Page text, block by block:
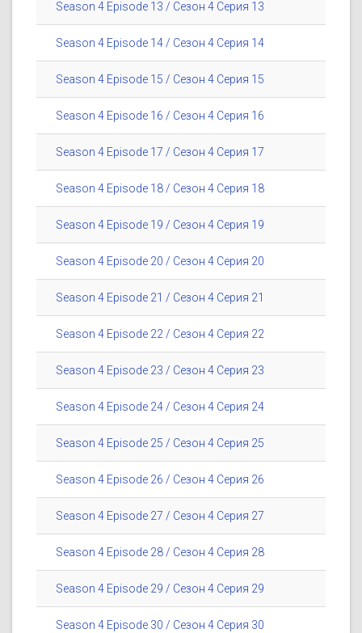
Season 4 Episode 13 / Сезон 4 Серия 13
Season 4 Episode 14 / Сезон 4 Серия 14
Season 4 Episode 15 / Сезон 4 Серия 15
Season 4 Episode 16 / Сезон 4 Серия 16
Season 4 Episode 17 / Сезон 4 Серия 17
Season 4 Episode 18 / Сезон 4 Серия 18
Season 4 Episode 19 / Сезон 4 Серия 19
Season 4 Episode 20 / Сезон 4 Серия 20
Season 4 Episode 21 / Сезон 4 Серия 21
Season 4 Episode 22 / Сезон 4 Серия 22
Season 4 Episode 23 / Сезон 4 Серия 23
Season 4 Episode 24 / Сезон 4 Серия 24
Season 4 Episode 25 / Сезон 4 Серия 25
Season 4 Episode 26 / Сезон 4 Серия 26
Season 4 Episode 27 / Сезон 4 Серия 27
Season 4 Episode 28 / Сезон 4 Серия 28
Season 4 Episode 29 / Сезон 4 Серия 29
Season 4 Episode 30 / Сезон 4 Серия 30